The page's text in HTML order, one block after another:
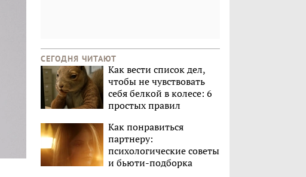
СЕГОДНЯ ЧИТАЮТ
Как вести список дел,
чтобы не чувствовать
себя белкой в колесе: 6
простых правил
Как понравиться
партнеру:
психологические советы
и бьюти-подборка